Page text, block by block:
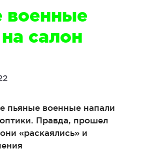
военные
салон
пьяные военные напали
Правда, прошел
«раскаялись» и